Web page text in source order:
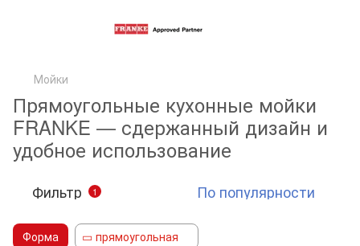
Мойки
Прямоугольные кухонные мойки
FRANKE — сдержанный дизайн и
удобное использование
Фильтр 1 По популярности
Форма ▭ прямоугольная